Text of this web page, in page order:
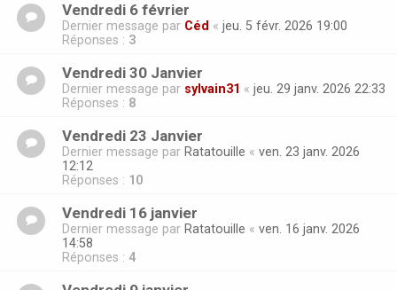
Vendredi 6 février
Dernier message par Céd « jeu. 5 févr. 2026 19:00
Réponses : 3
Vendredi 30 Janvier
Dernier message par sylvain31 « jeu. 29 janv. 2026 22:33
Réponses : 8
Vendredi 23 Janvier
Dernier message par Ratatouille « ven. 23 janv. 2026
12:12
Réponses : 10
Vendredi 16 janvier
Dernier message par Ratatouille « ven. 16 janv. 2026
14:58
Réponses : 4